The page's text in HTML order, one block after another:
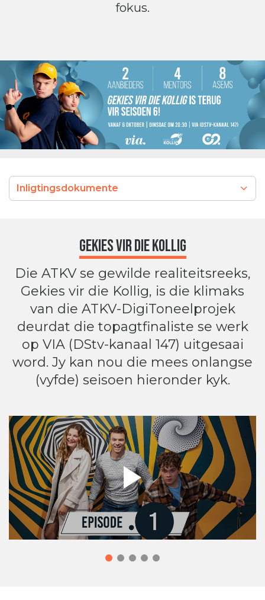
fokus.
Inligtingsdokumente
Gekies vir die kollig
Die ATKV se gewilde realiteitsreeks,
Gekies vir die Kollig, is die klimaks
van die ATKV-DigiToneelprojek
deurdat die topagtfinaliste se werk
op VIA (DStv-kanaal 147) uitgesaai
word. Jy kan nou die mees onlangse
(vyfde) seisoen hieronder kyk.